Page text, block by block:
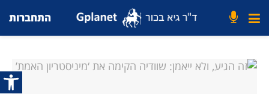
פתח
התחברות